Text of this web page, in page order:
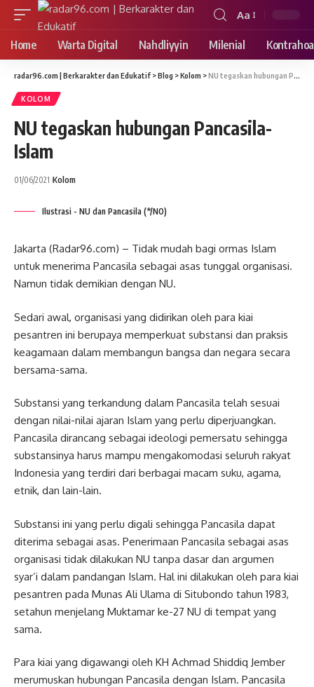
Font
Resizer
Aa
Home Warta Digital Nahdliyyin Milenial
radar96.com | Berkarakter dan Edukatif >Blog >Kolom >NU tegaskan hubungan Pancasila-Islam
KOLOM
NU tegaskan hubungan Pancasila-
Islam
01/06/2021 Kolom
Ilustrasi - NU dan Pancasila (*/NO)
Jakarta (Radar96.com) – Tidak mudah bagi ormas Islam
untuk menerima Pancasila sebagai asas tunggal organisasi.
Namun tidak demikian dengan NU.
Sedari awal, organisasi yang didirikan oleh para kiai
pesantren ini berupaya memperkuat substansi dan praksis
keagamaan dalam membangun bangsa dan negara secara
bersama-sama.
Substansi yang terkandung dalam Pancasila telah sesuai
dengan nilai-nilai ajaran Islam yang perlu diperjuangkan.
Pancasila dirancang sebagai ideologi pemersatu sehingga
substansinya harus mampu mengakomodasi seluruh rakyat
Indonesia yang terdiri dari berbagai macam suku, agama,
etnik, dan lain-lain.
Substansi ini yang perlu digali sehingga Pancasila dapat
diterima sebagai asas. Penerimaan Pancasila sebagai asas
organisasi tidak dilakukan NU tanpa dasar dan argumen
syar’i dalam pandangan Islam. Hal ini dilakukan oleh para kiai
pesantren pada Munas Ali Ulama di Situbondo tahun 1983,
setahun menjelang Muktamar ke-27 NU di tempat yang
sama.
Para kiai yang digawangi oleh KH Achmad Shiddiq Jember
merumuskan hubungan Pancasila dengan Islam. Pancasila